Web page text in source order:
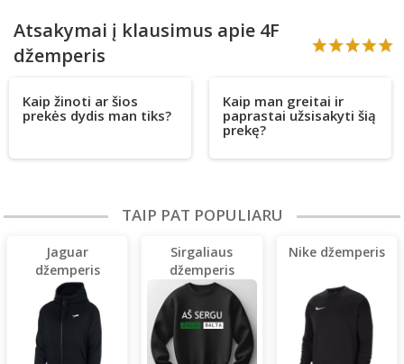
Atsakymai į klausimus apie 4F
džemperis
Kaip žinoti ar šios
prekės dydis man tiks?
Kaip man greitai ir
paprastai užsisakyti šią
prekę?
TAIP PAT POPULIARU
Jaguar
džemperis
(lengvas)
Sirgaliaus
džemperis
Nike džemperis